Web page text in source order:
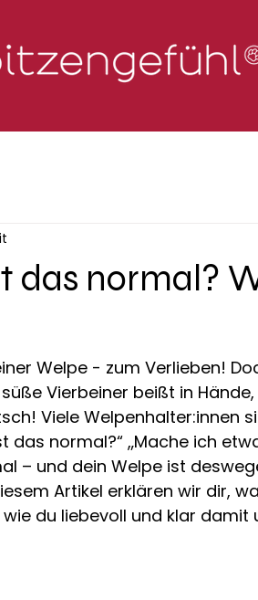
das normal?
Welpe - zum Verlieben!
Vierbeiner beißt in Hände,
Viele Welpenhalter:innen
das normal?“ „Mache ich
– und dein Welpe ist
Artikel erklären wir dir,
du liebevoll und klar damit